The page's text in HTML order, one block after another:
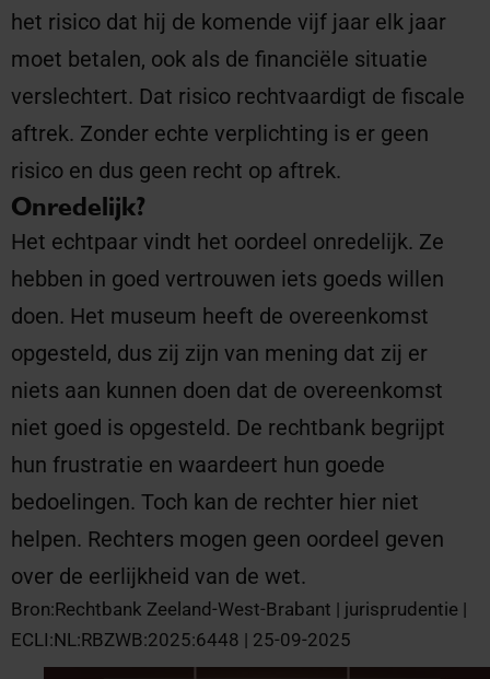
het risico dat hij de komende vijf jaar elk jaar
moet betalen, ook als de financiële situatie
verslechtert. Dat risico rechtvaardigt de fiscale
aftrek. Zonder echte verplichting is er geen
risico en dus geen recht op aftrek.
Onredelijk?
Het echtpaar vindt het oordeel onredelijk. Ze
hebben in goed vertrouwen iets goeds willen
doen. Het museum heeft de overeenkomst
opgesteld, dus zij zijn van mening dat zij er
niets aan kunnen doen dat de overeenkomst
niet goed is opgesteld. De rechtbank begrijpt
hun frustratie en waardeert hun goede
bedoelingen. Toch kan de rechter hier niet
helpen. Rechters mogen geen oordeel geven
over de eerlijkheid van de wet.
Bron:Rechtbank Zeeland-West-Brabant | jurisprudentie |
ECLI:NL:RBZWB:2025:6448 | 25-09-2025